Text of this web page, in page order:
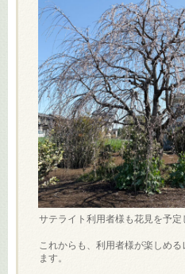
サテライト利用者様も花見を予定
これからも、利用者様が楽しめ
ます。